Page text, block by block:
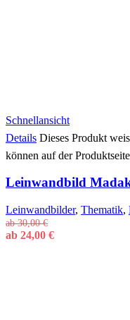
Schnellansicht
Details Dieses Produkt
können auf der
Leinwandbild
Leinwandbilder, Thematik,
ab30,00€
ab 24,00 €